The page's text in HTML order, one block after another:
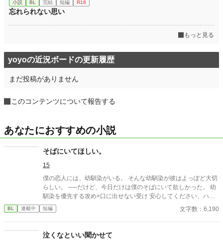
小説 BL 完結 短編 R18
忘れられない思い
もっと見る
yoyoの近況ボードの更新履歴
まだ投稿がありません
このコンテンツについて報告する
あなたにおすすめの小説
そばにいてほしい。
15
僕の恋人には、幼馴染がいる。 そんな幼馴染が彼はよっぽど大切
らしい。 ──だけど、今日だけは僕のそばにいて欲しかった。 幼
馴染を優先する攻め×口に出せない受け 安心してください、ハピ
エンです。
BL 連載中 短編 文字数：6,190
泣くなといい聞かせて